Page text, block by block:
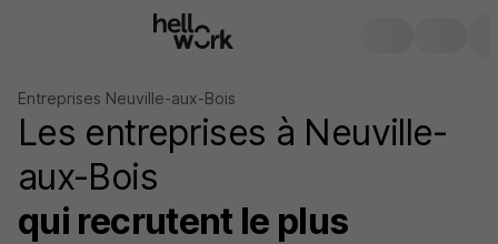
Entreprises Neuville-aux-Bois
Les entreprises à Neuville-
aux-Bois
qui recrutent le plus